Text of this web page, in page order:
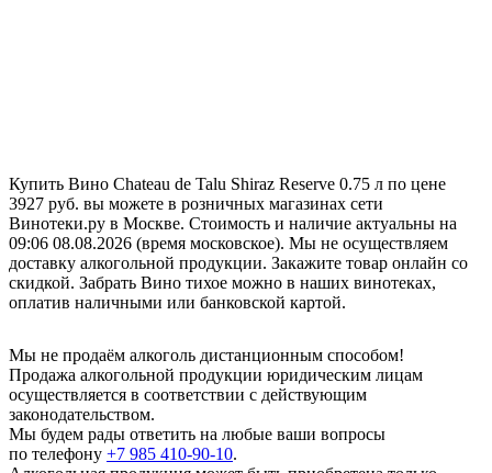
Купить Вино Chateau de Talu Shiraz Reserve 0.75 л по цене
3927 руб. вы можете в розничных магазинах сети
Винотеки.ру в Москве. Стоимость и наличие актуальны на
09:06 08.08.2026 (время московское). Мы не осуществляем
доставку алкогольной продукции. Закажите товар онлайн со
скидкой. Забрать Вино тихое можно в наших винотеках,
оплатив наличными или банковской картой.
Мы не продаём алкоголь дистанционным способом!
Продажа алкогольной продукции юридическим лицам
осуществляется в соответствии с действующим
законодательством.
Мы будем рады ответить на любые ваши вопросы
по телефону +7 985 410-90-10.